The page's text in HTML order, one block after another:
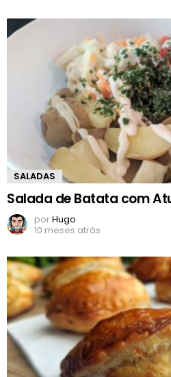
SALADAS
Salada de Batata com
porHugo
10 meses atrás